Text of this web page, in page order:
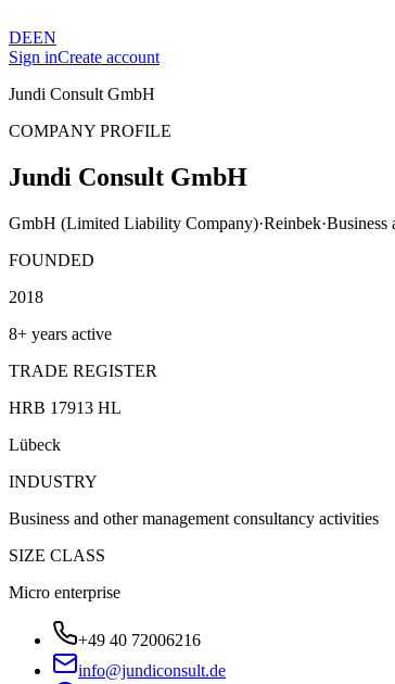
DEEN
Sign inCreate account
Jundi Consult GmbH
COMPANY PROFILE
Jundi Consult GmbH
GmbH (Limited Liability Company)·Reinbek·Business
FOUNDED
2018
8+ years active
TRADE REGISTER
HRB 17913 HL
Lübeck
INDUSTRY
Business and other management consultancy activities
SIZE CLASS
Micro enterprise
+49 40 72006216
info@jundiconsult.de